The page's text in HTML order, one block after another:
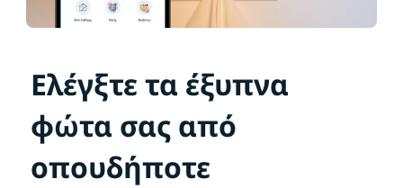
Ελέγξτε τα έξυπνα
φώτα σας από
οπουδήποτε